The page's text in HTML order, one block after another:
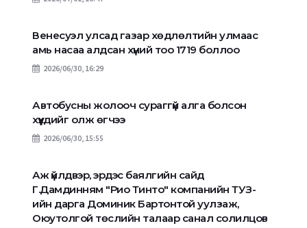
Венесуэл улсад газар хөдлөлтийн улмаас
амь насаа алдсан хүний тоо 1719 боллоо
2026/06/30, 16:29
Автобусны жолооч сураггүй алга болсон
хүүхдийг олж өгчээ
2026/06/30, 15:55
Аж үйлдвэр, эрдэс баялгийн сайд
Г.Дамдинням "Рио Тинто" компанийн ТУЗ-
ийн дарга Доминик Бартонтой уулзаж,
Оюутолгой төслийн талаар санал солилцов